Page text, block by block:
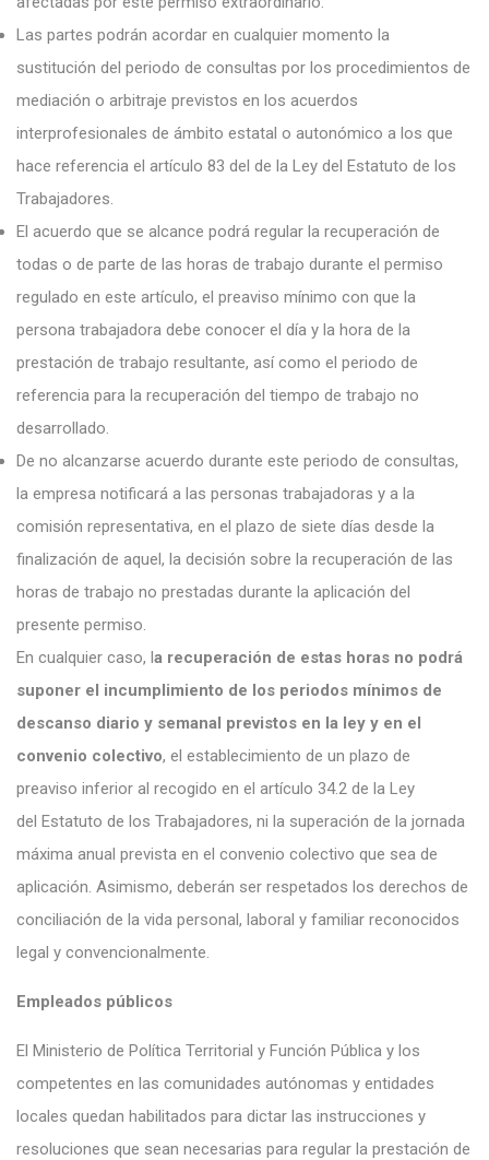
Las partes podrán acordar en cualquier momento la
sustitución del periodo de consultas por los procedimientos de
mediación o arbitraje previstos en los acuerdos
interprofesionales de ámbito estatal o autonómico a los que
hace referencia el artículo 83 del de la Ley del Estatuto de los
Trabajadores.
El acuerdo que se alcance podrá regular la recuperación de
todas o de parte de las horas de trabajo durante el permiso
regulado en este artículo, el preaviso mínimo con que la
persona trabajadora debe conocer el día y la hora de la
prestación de trabajo resultante, así como el periodo de
referencia para la recuperación del tiempo de trabajo no
desarrollado.
De no alcanzarse acuerdo durante este periodo de consultas,
la empresa notificará a las personas trabajadoras y a la
comisión representativa, en el plazo de siete días desde la
finalización de aquel, la decisión sobre la recuperación de las
horas de trabajo no prestadas durante la aplicación del
presente permiso.
En cualquier caso, la recuperación de estas horas no podrá
suponer el incumplimiento de los periodos mínimos de
descanso diario y semanal previstos en la ley y en el
convenio colectivo, el establecimiento de un plazo de
preaviso inferior al recogido en el artículo 34.2 de la Ley
del Estatuto de los Trabajadores, ni la superación de la jornada
máxima anual prevista en el convenio colectivo que sea de
aplicación. Asimismo, deberán ser respetados los derechos de
conciliación de la vida personal, laboral y familiar reconocidos
legal y convencionalmente.
Empleados públicos
El Ministerio de Política Territorial y Función Pública y los
competentes en las comunidades autónomas y entidades
locales quedan habilitados para dictar las instrucciones y
resoluciones que sean necesarias para regular la prestación de